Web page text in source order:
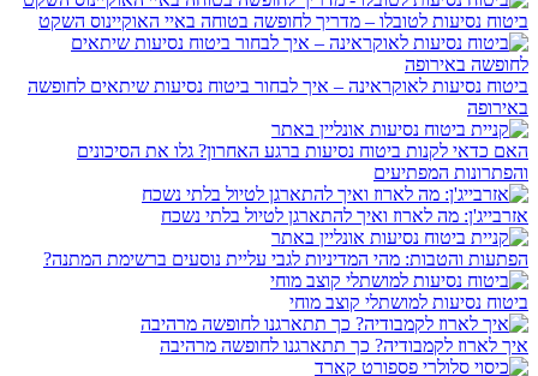
ביטוח נסיעות לטובלו – מדריך לחופשה בטוחה באיי האוקיינוס השקט
ביטוח נסיעות לאוקראינה – איך לבחור ביטוח נסיעות שיתאים לחופשה
באירופה
האם כדאי לקנות ביטוח נסיעות ברגע האחרון? גלו את הסיכונים
והפתרונות המפתיעים
אזרבייג'ן: מה לארוז ואיך להתארגן לטיול בלתי נשכח
הפתעות והטבות: מהי המדיניות לגבי עליית נוסעים ברשימת המתנה?
ביטוח נסיעות למושתלי קוצב מוחי
איך לארוז לקמבודיה? כך תתארגנו לחופשה מרהיבה